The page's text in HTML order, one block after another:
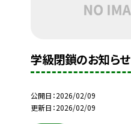
学級閉鎖のお知らせ
公開日 2026/02/09
更新日 2026/02/09